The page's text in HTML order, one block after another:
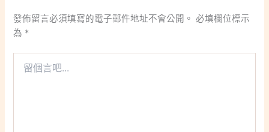
發佈留言必須填寫的電子郵件地址不會公開。 必填欄位標示
為 *